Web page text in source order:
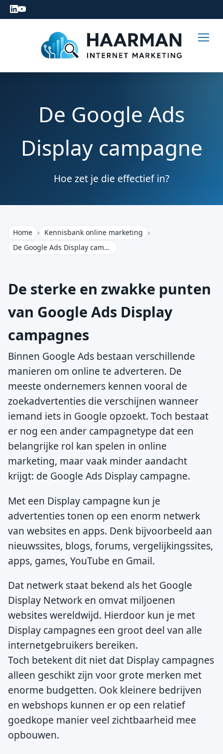
De Google Ads
Display campagne
Hoe zet je die effectief in?
Home › Kennisbank online marketing ›
De Google Ads Display campagne
De sterke en zwakke punten
van Google Ads Display
campagnes
Binnen Google Ads bestaan verschillende
manieren om online te adverteren. De
meeste ondernemers kennen vooral de
zoekadvertenties die verschijnen wanneer
iemand iets in Google opzoekt. Toch bestaat
er nog een ander campagnetype dat een
belangrijke rol kan spelen in online
marketing, maar vaak minder aandacht
krijgt: de Google Ads Display campagne.
Met een Display campagne kun je
advertenties tonen op een enorm netwerk
van websites en apps. Denk bijvoorbeeld aan
nieuwssites, blogs, forums, vergelijkingssites,
apps, games, YouTube en Gmail.
Dat netwerk staat bekend als het Google
Display Network en omvat miljoenen
websites wereldwijd. Hierdoor kun je met
Display campagnes een groot deel van alle
internetgebruikers bereiken.
Toch betekent dit niet dat Display campagnes
alleen geschikt zijn voor grote merken met
enorme budgetten. Ook kleinere bedrijven
en webshops kunnen er op een relatief
goedkope manier veel zichtbaarheid mee
opbouwen.